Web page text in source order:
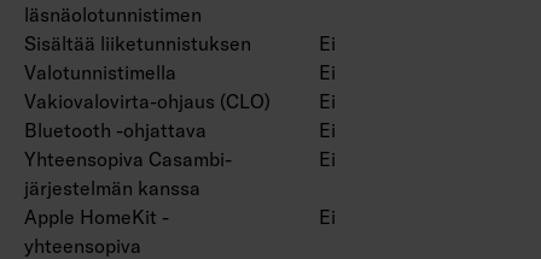
läsnäolotunnistimen
Sisältää liiketunnistuksen
Ei
Valotunnistimella
Ei
Vakiovalovirta-ohjaus (CLO)
Ei
Bluetooth -ohjattava
Ei
Yhteensopiva Casambi-
järjestelmän kanssa
Ei
Apple HomeKit -
yhteensopiva
Ei